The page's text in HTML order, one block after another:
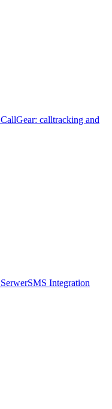
CallGear: calltracking and
SerwerSMS Integration